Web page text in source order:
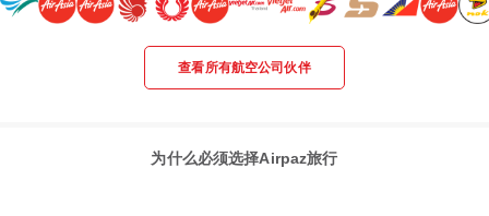
查看所有航空公司伙伴
为什么必须选择Airpaz旅行